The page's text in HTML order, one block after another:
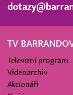
TV
Televizní program
Videoarchiv
Akcionáři